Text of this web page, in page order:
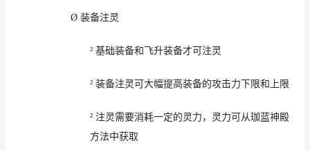
Ø 装备注灵
² 基础装备和飞升装备才可 注灵
² 装备注灵可大幅提高装备的攻击力 下限和 上 限
² 注灵 需要消耗一定的灵力， 灵力 可从珈蓝神殿
方法中获取